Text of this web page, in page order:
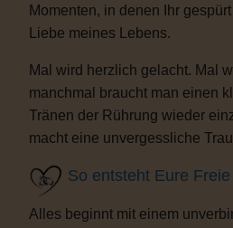
Momenten, in denen Ihr
Liebe meines Lebens.
Mal wird herzlich gelacht. Mal
manchmal braucht man einen
Tränen der Rührung wieder
macht eine unvergessliche
So entsteht Eure
Alles beginnt mit einem